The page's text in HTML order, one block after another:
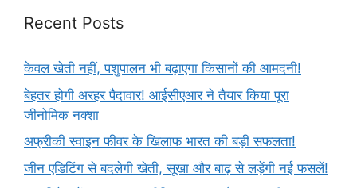
Recent Posts
केवल खेती नहीं, पशुपालन भी बढ़ाएगा किसानों की आमदनी!
बेहतर होगी अरहर पैदावार! आईसीएआर ने तैयार किया पूरा
जीनोमिक नक्शा
अफ्रीकी स्वाइन फीवर के खिलाफ भारत की बड़ी सफलता!
जीन एडिटिंग से बदलेगी खेती, सूखा और बाढ़ से लड़ेंगी नई फसलें!